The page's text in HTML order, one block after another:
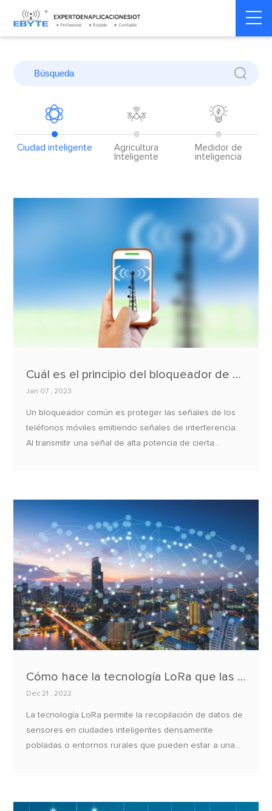
Home > Blog > Casos de aplicación Ciudad inteligente
Ciudad inteligente
Agricultura
Inteligente
Medidor de
inteligencia
Cuál es el principio del bloqueador de señal de teléfono móvil?
Jan 07 , 2023
​Un bloqueador común es proteger las señales de los
teléfonos móviles emitiendo señales de interferencia.
Al transmitir una señal de alta potencia de cierta
Cómo hace la tecnología LoRa que las ciudades sean más inteligentes?
Dec 21 , 2022
La tecnología LoRa permite la recopilación de datos de
sensores en ciudades inteligentes densamente
pobladas o entornos rurales que pueden estar a una
para sensores en redes GSM, LTE o WiFi. Esto significa